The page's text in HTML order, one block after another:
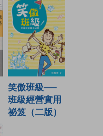
笑傲班級──
班級經營實用
祕笈（二版）